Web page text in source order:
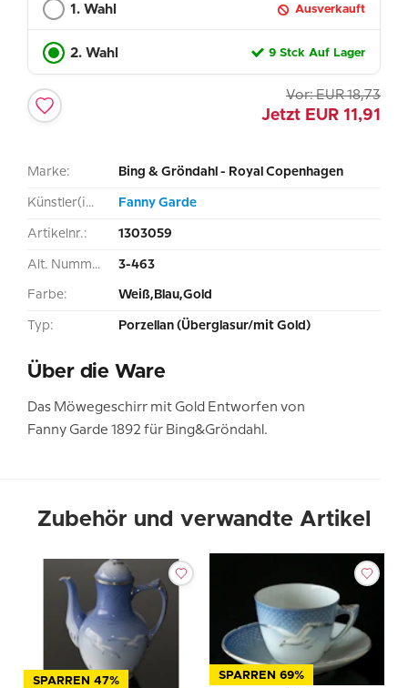
1. Wahl Ausverkauft
2. Wahl 9 Stck Auf Lager
Vor: EUR 18,73
Jetzt EUR 11,91
Marke: Bing & Gröndahl - Royal Copenhagen
Künstler(in): Fanny Garde
Artikelnr.: 1303059
Alt. Nummer: 3-463
Farbe: Weiß,Blau,Gold
Typ: Porzellan (Überglasur/mit Gold)
Über die Ware
Das Möwegeschirr mit Gold Entworfen von
Fanny Garde 1892 für Bing&Gröndahl.
Zubehör und verwandte Artikel
SPARREN 47% SPARREN 69%